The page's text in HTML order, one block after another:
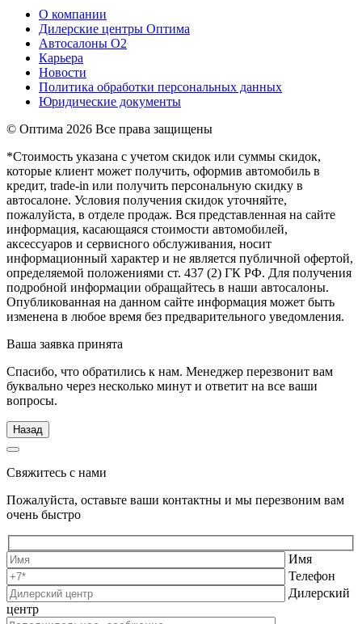
О компании
Дилерские центры Оптима
Автосалоны О2
Карьера
Новости
Политика обработки персональных данных
Юридические документы
© Оптима 2026 Все права защищены
*Стоимость указана с учетом скидок или суммы скидок,
которые клиент может получить, оформив автомобиль в
кредит, trade-in или получить персональную скидку в
автосалоне. Условия получения скидок уточняйте,
пожалуйста, в отделе продаж. Вся представленная на сайте
информация, касающаяся стоимости автомобилей,
аксессуаров и сервисного обслуживания, носит
информационный характер и не является публичной офертой,
определяемой положениями ст. 437 (2) ГК РФ. Для получения
подробной информации обращайтесь в наши автосалоны.
Опубликованная на данном сайте информация может быть
изменена в любое время без предварительного уведомления.
Ваша заявка принята
Спасибо, что обратились к нам. Менеджер перезвонит вам
буквально через несколько минут и ответит на все ваши
вопросы.
Назад
Свяжитесь с нами
Пожалуйста, оставьте ваши контактны и мы перезвоним вам
очень быстро
Имя
Телефон
Дилерский
центр